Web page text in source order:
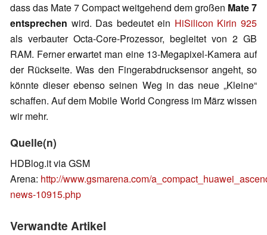
dass das Mate 7 Compact weitgehend dem großen Mate 7
entsprechen wird. Das bedeutet ein HiSilicon Kirin 925
als verbauter Octa-Core-Prozessor, begleitet von 2 GB
RAM. Ferner erwartet man eine 13-Megapixel-Kamera auf
der Rückseite. Was den Fingerabdrucksensor angeht, so
könnte dieser ebenso seinen Weg in das neue „Kleine“
schaffen. Auf dem Mobile World Congress im März wissen
wir mehr.
Quelle(n)
HDBlog.it via GSM
Arena: http://www.gsmarena.com/
news-10915.php
Verwandte Artikel